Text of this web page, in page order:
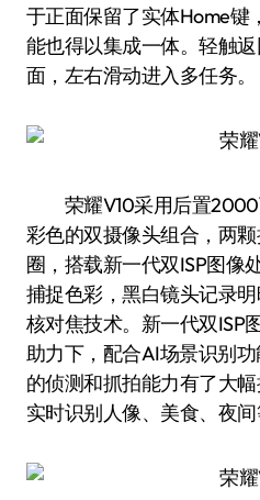
于正面保留了实体Home键
能也得以集成一体。轻触
面，左右滑动进入多任务。
荣耀V10采用后置2000
彩色的双摄像头组合，两
圈，搭载新一代双ISP图像
捕捉色彩，黑白镜头记录
核对焦技术。新一代双ISP
助力下，配合AI场景识别
的侦测和抓拍能力有了大
实时识别人像、美食、夜间